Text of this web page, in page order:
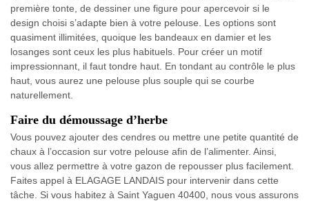
première tonte, de dessiner une figure pour apercevoir si le
design choisi s’adapte bien à votre pelouse. Les options sont
quasiment illimitées, quoique les bandeaux en damier et les
losanges sont ceux les plus habituels. Pour créer un motif
impressionnant, il faut tondre haut. En tondant au contrôle le plus
haut, vous aurez une pelouse plus souple qui se courbe
naturellement.
Faire du démoussage d’herbe
Vous pouvez ajouter des cendres ou mettre une petite quantité de
chaux à l’occasion sur votre pelouse afin de l’alimenter. Ainsi,
vous allez permettre à votre gazon de repousser plus facilement.
Faites appel à ELAGAGE LANDAIS pour intervenir dans cette
tâche. Si vous habitez à Saint Yaguen 40400, nous vous assurons